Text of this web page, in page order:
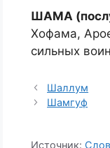
ШАМА
Хофама,
сильных
Шаллум
Шамгуф
Источник: